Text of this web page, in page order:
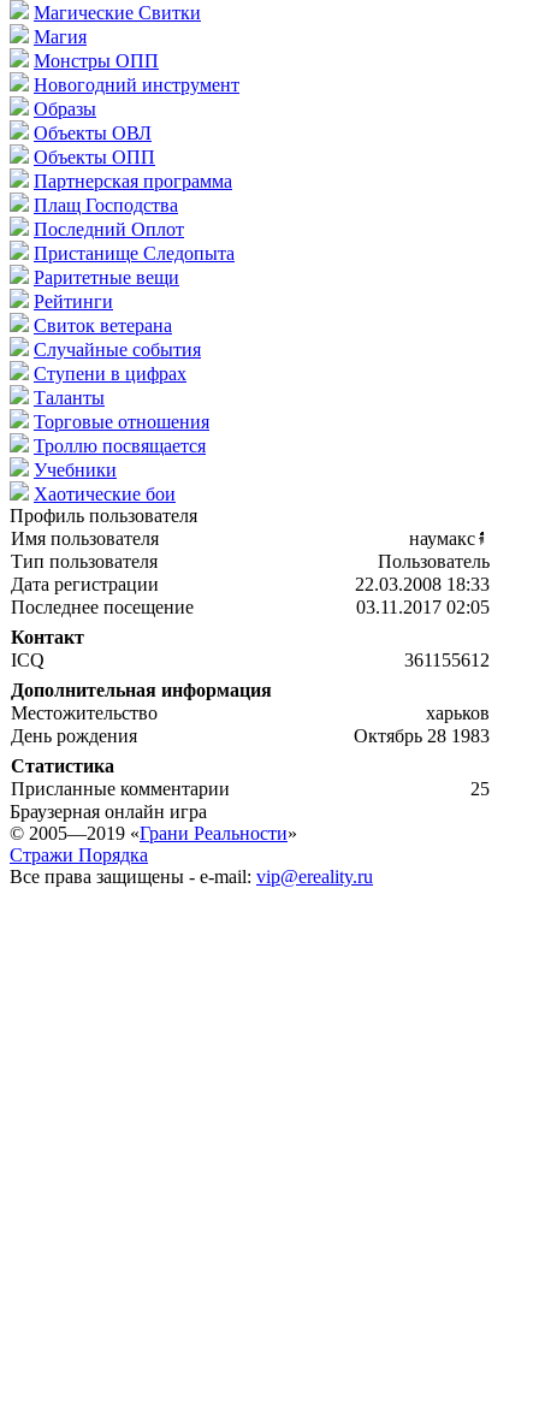
Магические Свитки
Магия
Монстры ОПП
Новогодний инструмент
Образы
Объекты ОВЛ
Объекты ОПП
Партнерская программа
Плащ Господства
Последний Оплот
Пристанище Следопыта
Раритетные вещи
Рейтинги
Свиток ветерана
Случайные события
Ступени в цифрах
Таланты
Торговые отношения
Троллю посвящается
Учебники
Хаотические бои
Профиль пользователя
Имя пользователя
наумакс
Тип пользователя
Пользователь
Дата регистрации
22.03.2008 18:33
Последнее посещение
03.11.2017 02:05
Контакт
ICQ
361155612
Дополнительная информация
Местожительство
харьков
День рождения
Октябрь 28 1983
Статистика
Присланные комментарии
25
Браузерная онлайн игра
© 2005—2019 «Грани Реальности»
Стражи Порядка
Все права защищены - e-mail: vip@ereality.ru